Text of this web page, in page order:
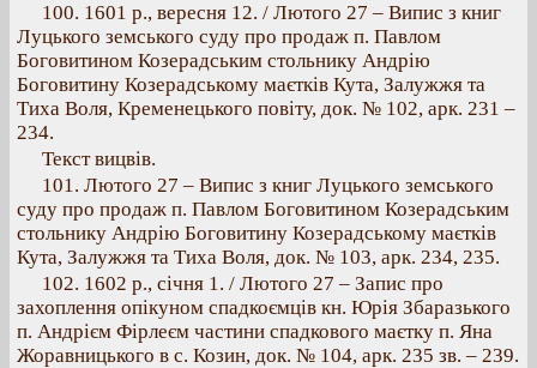
100. 1601 p., вересня 12. / Лютого 27 – Випис з книг
Луцького земського суду про продаж п. Павлом
Боговитином Козерадським стольнику Андрію
Боговитину Козерадському маєтків Кута, Залужжя та
Тиха Воля, Кременецького повіту, док. № 102, арк. 231 –
234.
Текст вицвів.
101. Лютого 27 – Випис з книг Луцького земського
суду про продаж п. Павлом Боговитином Козерадським
стольнику Андрію Боговитину Козерадському маєтків
Кута, Залужжя та Тиха Воля, док. № 103, арк. 234, 235.
102. 1602 p., січня 1. / Лютого 27 – Запис про
захоплення опікуном спадкоємців кн. Юрія Збаразького
п. Андрієм Фірлеєм частини спадкового маєтку п. Яна
Жоравницького в с. Козин, док. № 104, арк. 235 зв. – 239.